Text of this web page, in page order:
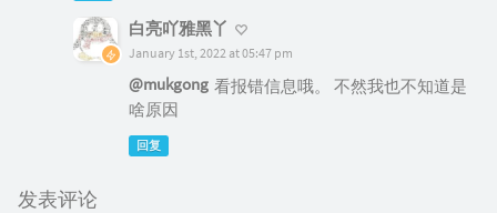
白亮吖雅黑丫
January 1st, 2022 at 05:47 pm
@mukgong 看报错信息哦。 不然我也不知道是
啥原因
回复
发表评论